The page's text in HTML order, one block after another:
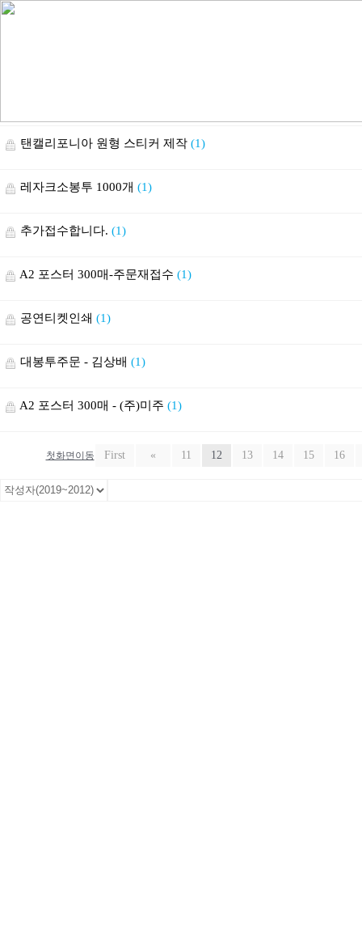
탠캘리포니아 원형 스티커 제작 (1)
레자크소봉투 1000개 (1)
추가접수합니다. (1)
A2 포스터 300매-주문재접수 (1)
공연티켓인쇄 (1)
대봉투주문 - 김상배 (1)
A2 포스터 300매 - (주)미주 (1)
첫화면이동 First « 11 12 13 14 15 16